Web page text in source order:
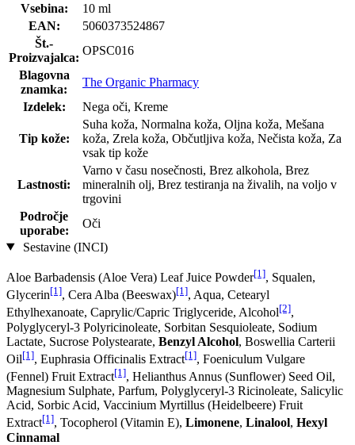
Vsebina:
10 ml
EAN:
5060373524867
Št.-
Proizvajalca:
OPSC016
Blagovna
znamka:
The Organic Pharmacy
Izdelek:
Nega oči, Kreme
Tip kože:
Suha koža, Normalna koža, Oljna koža, Mešana
koža, Zrela koža, Občutljiva koža, Nečista koža, Za
vsak tip kože
Lastnosti:
Varno v času nosečnosti, Brez alkohola, Brez
mineralnih olj, Brez testiranja na živalih, na voljo v
trgovini
Področje
uporabe:
Oči
Sestavine (INCI)
Aloe Barbadensis (Aloe Vera) Leaf Juice Powder[1], Squalen,
Glycerin[1], Cera Alba (Beeswax)[1], Aqua, Cetearyl
Ethylhexanoate, Caprylic/Capric Triglyceride, Alcohol[2],
Polyglyceryl-3 Polyricinoleate, Sorbitan Sesquioleate, Sodium
Lactate, Sucrose Polystearate, Benzyl Alcohol, Boswellia Carterii
Oil[1], Euphrasia Officinalis Extract[1], Foeniculum Vulgare
(Fennel) Fruit Extract[1], Helianthus Annus (Sunflower) Seed Oil,
Magnesium Sulphate, Parfum, Polyglyceryl-3 Ricinoleate, Salicylic
Acid, Sorbic Acid, Vaccinium Myrtillus (Heidelbeere) Fruit
Extract[1], Tocopherol (Vitamin E), Limonene, Linalool, Hexyl
Cinnamal